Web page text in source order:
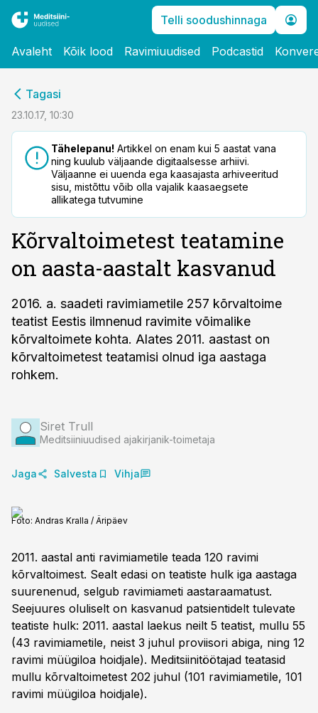
Telli soodushinnaga
Avaleht Kõik lood Ravimiuudised Podcastid
Tagasi
23.10.17, 10:30
Tähelepanu! Artikkel on enam kui 5 aastat vana
ning kuulub väljaande digitaalsesse arhiivi.
Väljaanne ei uuenda ega kaasajasta arhiveeritud
sisu, mistõttu võib olla vajalik kaasaegsete
allikatega tutvumine
Kõrvaltoimetest teatamine
on aasta-aastalt kasvanud
2016. a. saadeti ravimiametile 257 kõrvaltoime
teatist Eestis ilmnenud ravimite võimalike
kõrvaltoimete kohta. Alates 2011. aastast on
kõrvaltoimetest teatamisi olnud iga aastaga
rohkem.
Siret Trull
Meditsiiniuudised ajakirjanik-toimetaja
Jaga Salvesta Vihja
Foto: Andras Kralla / Äripäev
2011. aastal anti ravimiametile teada 120 ravimi
kõrvaltoimest. Sealt edasi on teatiste hulk iga aastaga
suurenenud, selgub ravimiameti aastaraamatust.
Seejuures oluliselt on kasvanud patsientidelt tulevate
teatiste hulk: 2011. aastal laekus neilt 5 teatist, mullu 55
(43 ravimiametile, neist 3 juhul proviisori abiga, ning 12
ravimi müügiloa hoidjale). Meditsiinitöötajad teatasid
mullu kõrvaltoimetest 202 juhul (101 ravimiametile, 101
ravimi müügiloa hoidjale).